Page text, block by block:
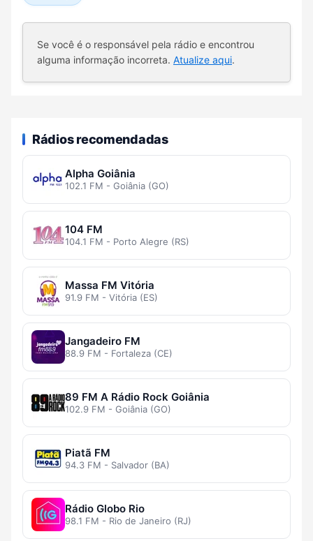
Se você é o responsável pela rádio e encontrou
alguma informação incorreta. Atualize aqui.
Rádios recomendadas
Alpha Goiânia
102.1 FM - Goiânia (GO)
104 FM
104.1 FM - Porto Alegre (RS)
Massa FM Vitória
91.9 FM - Vitória (ES)
Jangadeiro FM
88.9 FM - Fortaleza (CE)
89 FM A Rádio Rock Goiânia
102.9 FM - Goiânia (GO)
Piatã FM
94.3 FM - Salvador (BA)
Rádio Globo Rio
98.1 FM - Rio de Janeiro (RJ)